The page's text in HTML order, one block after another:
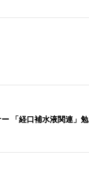
「経口補水液関連」勉